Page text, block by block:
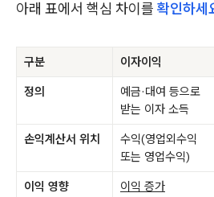
아래 표에서 핵심 차이를 확인하세
구분 이자이익
정의
예금·대여 등으로
받는 이자 소득
손익계산서 위치
수익(영업외수익
또는 영업수익)
이익 영향 이익 증가